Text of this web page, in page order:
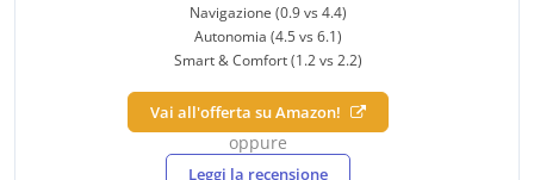
Navigazione (0.9 vs 4.4)
Autonomia (4.5 vs 6.1)
Smart & Comfort (1.2 vs 2.2)
Vai all'offerta su Amazon!
oppure
Leggi la recensione